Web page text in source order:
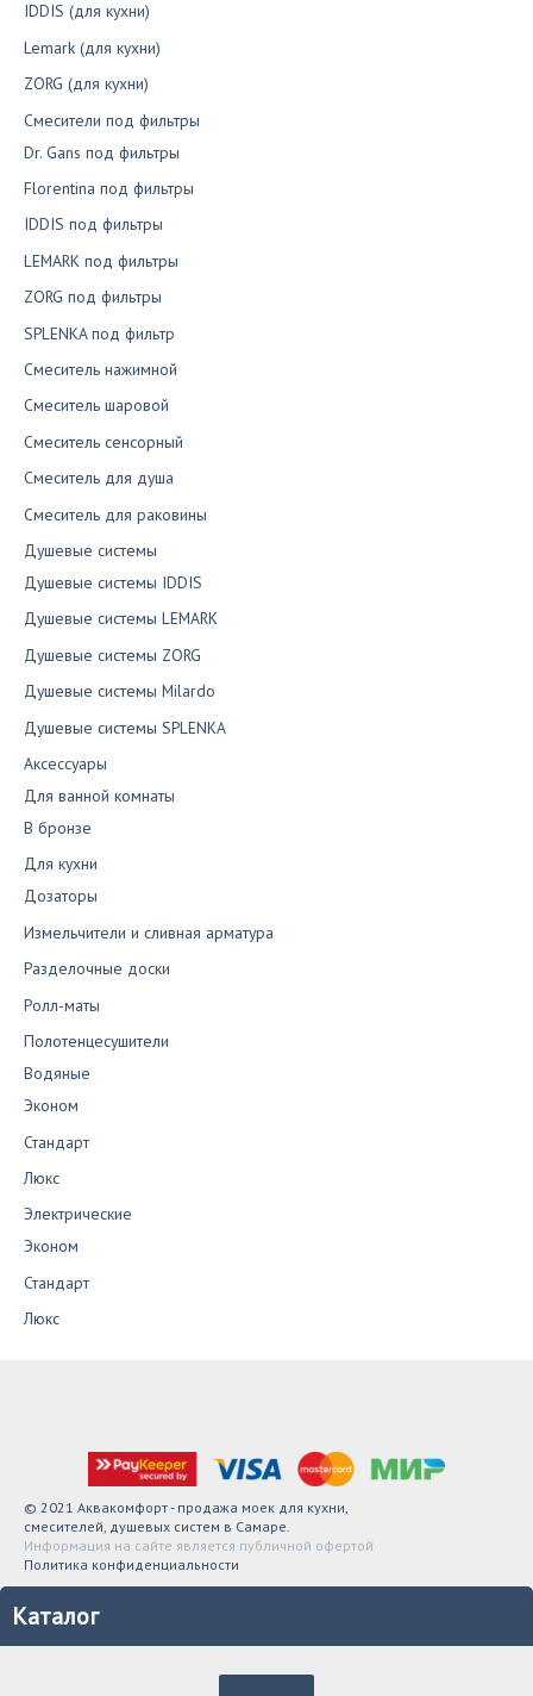
IDDIS (для кухни)
Lemark (для кухни)
ZORG (для кухни)
Смесители под фильтры
Dr. Gans под фильтры
Florentina под фильтры
IDDIS под фильтры
LEMARK под фильтры
ZORG под фильтры
SPLENKA под фильтр
Смеситель нажимной
Смеситель шаровой
Смеситель сенсорный
Смеситель для душа
Смеситель для раковины
Душевые системы
Душевые системы IDDIS
Душевые системы LEMARK
Душевые системы ZORG
Душевые системы Milardo
Душевые системы SPLENKA
Аксессуары
Для ванной комнаты
В бронзе
Для кухни
Дозаторы
Измельчители и сливная арматура
Разделочные доски
Ролл-маты
Полотенцесушители
Водяные
Эконом
Стандарт
Люкс
Электрические
Эконом
Стандарт
Люкс
© 2021 Аквакомфорт - продажа моек для кухни,
смесителей, душевых систем в Самаре.
Информация на сайте является публичной офертой
Политика конфиденциальности
Каталог